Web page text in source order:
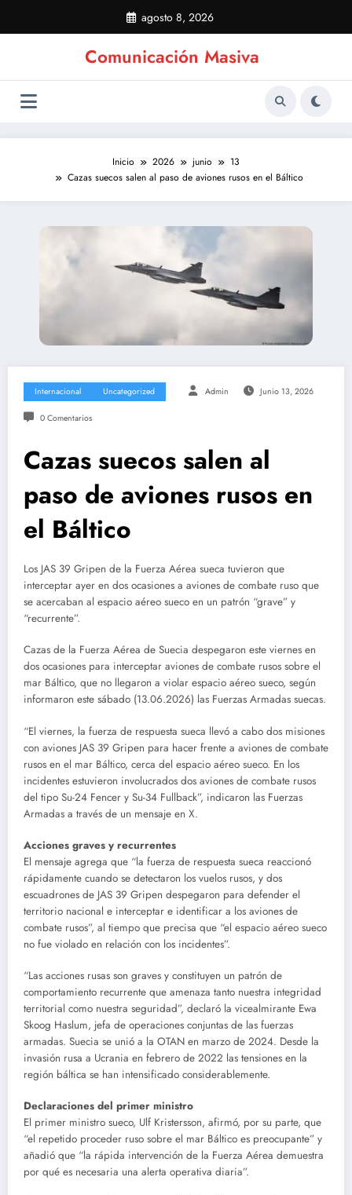
contenido
agosto 8, 2026
Comunicación Masiva
Inicio 2026 junio
13
Cazas suecos salen al paso de aviones rusos en el Báltico
Internacional Uncategorized Admin Junio 13, 2026
0 Comentarios
Cazas suecos salen al
paso de aviones rusos en
el Báltico
Los JAS 39 Gripen de la Fuerza Aérea sueca tuvieron que
interceptar ayer en dos ocasiones a aviones de combate ruso que
se acercaban al espacio aéreo sueco en un patrón “grave” y
“recurrente”.
Cazas de la Fuerza Aérea de Suecia despegaron este viernes en
dos ocasiones para interceptar aviones de combate rusos sobre el
mar Báltico, que no llegaron a violar espacio aéreo sueco, según
informaron este sábado (13.06.2026) las Fuerzas Armadas suecas.
“El viernes, la fuerza de respuesta sueca llevó a cabo dos misiones
con aviones JAS 39 Gripen para hacer frente a aviones de combate
rusos en el mar Báltico, cerca del espacio aéreo sueco. En los
incidentes estuvieron involucrados dos aviones de combate rusos
del tipo Su-24 Fencer y Su-34 Fullback”, indicaron las Fuerzas
Armadas a través de un mensaje en X.
Acciones graves y recurrentes
El mensaje agrega que “la fuerza de respuesta sueca reaccionó
rápidamente cuando se detectaron los vuelos rusos, y dos
escuadrones de JAS 39 Gripen despegaron para defender el
territorio nacional e interceptar e identificar a los aviones de
combate rusos”, al tiempo que precisa que “el espacio aéreo sueco
no fue violado en relación con los incidentes”.
“Las acciones rusas son graves y constituyen un patrón de
comportamiento recurrente que amenaza tanto nuestra integridad
territorial como nuestra seguridad”, declaró la vicealmirante Ewa
Skoog Haslum, jefa de operaciones conjuntas de las fuerzas
armadas. Suecia se unió a la OTAN en marzo de 2024. Desde la
invasión rusa a Ucrania en febrero de 2022 las tensiones en la
región báltica se han intensificado considerablemente.
Declaraciones del primer ministro
El primer ministro sueco, Ulf Kristersson, afirmó, por su parte, que
“el repetido proceder ruso sobre el mar Báltico es preocupante” y
añadió que “la rápida intervención de la Fuerza Aérea demuestra
por qué es necesaria una alerta operativa diaria”.